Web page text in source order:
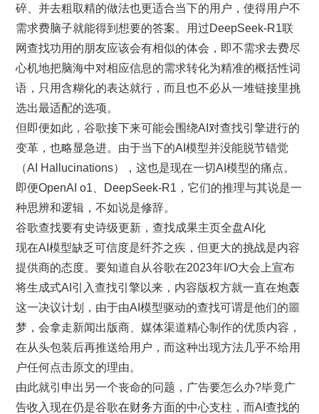
碎、并去粗取精的做法也更适合当下的用户，使得用户不
需求费脑子就能得到想要的答案。用过DeepSeek-R1联
网查找功用的朋友应该会有相似的体会，即不需求去费尽
心机地把脑海中对相应信息的需求转化为精准的概括性词
语，只用含糊化的表达就行，而且也不必从一堆链接里挑
选出最适配的选项。
但即便如此，谷歌接下来可能会围绕AI对查找引擎进行的
变革，也略显急进。由于当下的AI模型并没能脱节错觉
（AI Hallucinations），这也是现在一切AI模型的痛点。
即便OpenAI o1、DeepSeek-R1，它们的推理与其说是一
种思辨和逻辑，不如说是修辞。
谷歌查找要有史诗级更新，查找成果主页全盘AI化
现在AI模型缺乏可信度是纤芥之疾，但更大的挑战是内容
提供商的态度。要知道自从谷歌在2023年I/O大会上宣布
将生成式AI引入查找引擎以来，内容版权方就一直在炮轰
这一决议计划，由于由AI模型驱动的查找可谓是他们的噩
梦，会拿走新闻出版商、媒体渠道精心制作的优质内容，
在从头包装后再推送给用户，而这种出现方法几乎不给用
户任何点击原文的理由。
由此就引申出另一个丧命的问题，广告要怎么办?毕竟广
告收入现在仍是谷歌在财务方面的中心支柱，而AI查找的